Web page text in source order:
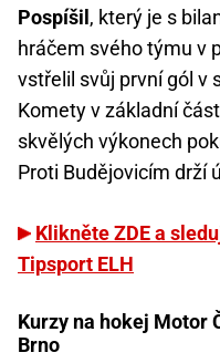
Pospíšil , který je s
hráčem svého týmu v
vstřelil svůj první gól v
Komety v základní
skvělých výkonech
Proti Budějovicím drží
Klikněte ZDE a
Tipsport ELH
Kurzy na hokej Motor
Brno